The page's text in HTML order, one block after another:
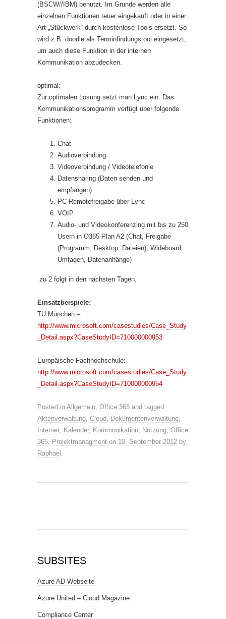
(BSCW//IBM) benutzt. Im Grunde werden alle
einzelnen Funktionen teuer eingekauft oder in einer
Art „Stückwerk“ durch kostenlose Tools ersetzt. So
wird z.B. doodle als Terminfindungstool eingesetzt,
um auch diese Funktion in der internen
Kommunikation abzudecken.
optimal:
Zur optimalen Lösung setzt man Lync ein. Das
Kommunikationsprogramm verfügt über folgende
Funktionen:
Chat
Audioverbindung
Videoverbindung / Videotelefonie
Datensharing (Daten senden und
empfangen)
PC-Remotefreigabe über Lync
VOIP
Audio- und Videokonferenzing mit bis zu 250
Usern in O365-Plan A2 (Chat, Freigabe
(Programm, Desktop, Dateien), Wideboard,
Umfagen, Datenanhänge)
zu 2 folgt in den nächsten Tagen.
Einsatzbeispiele:
TU München –
http://www.microsoft.com/casestudies/Case_Study
_Detail.aspx?CaseStudyID=710000000953
Europäische Fachhochschule:
http://www.microsoft.com/casestudies/Case_Study
_Detail.aspx?CaseStudyID=710000000954
Posted in Allgemein, Office 365 and tagged
Aktenverwaltung, Cloud, Dokumentenverwaltung,
Internet, Kalender, Kommunikation, Nutzung, Office
365, Projektmanagment on 10. September 2012 by
Raphael .
SUBSITES
Azure AD Webseite
Azure United – Cloud Magazine
Compliance Center